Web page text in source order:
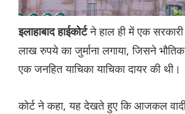
इलाहाबाद हाईकोर्टने हाल ही में एक
लाख रुपये का जुर्माना लगाया, जिसने
एक जनहित याचिका याचिका दायर की थी।
कोर्ट ने कहा, यह देखते हुए कि आजकल